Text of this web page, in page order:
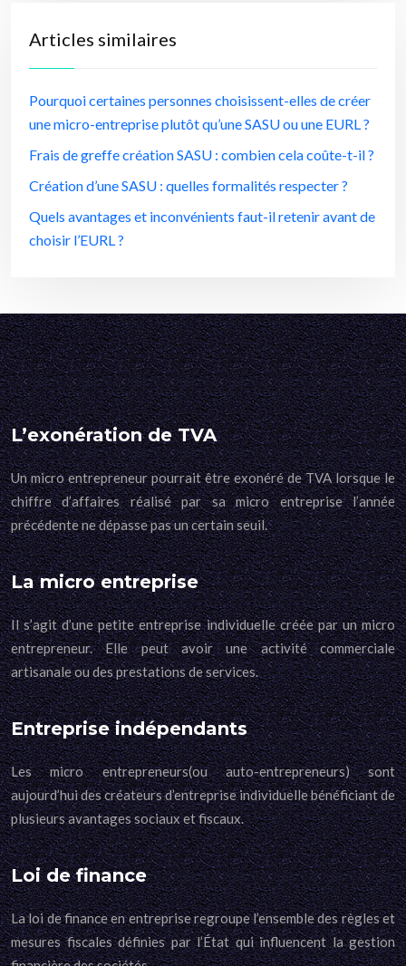
Articles similaires
Pourquoi certaines personnes choisissent-elles de créer
une micro-entreprise plutôt qu’une SASU ou une EURL ?
Frais de greffe création SASU : combien cela coûte-t-il ?
Création d’une SASU : quelles formalités respecter ?
Quels avantages et inconvénients faut-il retenir avant de
choisir l’EURL ?
L’exonération de TVA
Un micro entrepreneur pourrait être exonéré de TVA lorsque le
chiffre d’affaires réalisé par sa micro entreprise l’année
précédente ne dépasse pas un certain seuil.
La micro entreprise
Il s’agit d’une petite entreprise individuelle créée par un micro
entrepreneur. Elle peut avoir une activité commerciale
artisanale ou des prestations de services.
Entreprise indépendants
Les micro entrepreneurs(ou auto-entrepreneurs) sont
aujourd’hui des créateurs d’entreprise individuelle bénéficiant de
plusieurs avantages sociaux et fiscaux.
Loi de finance
La loi de finance en entreprise regroupe l’ensemble des règles et
mesures fiscales définies par l’État qui influencent la gestion